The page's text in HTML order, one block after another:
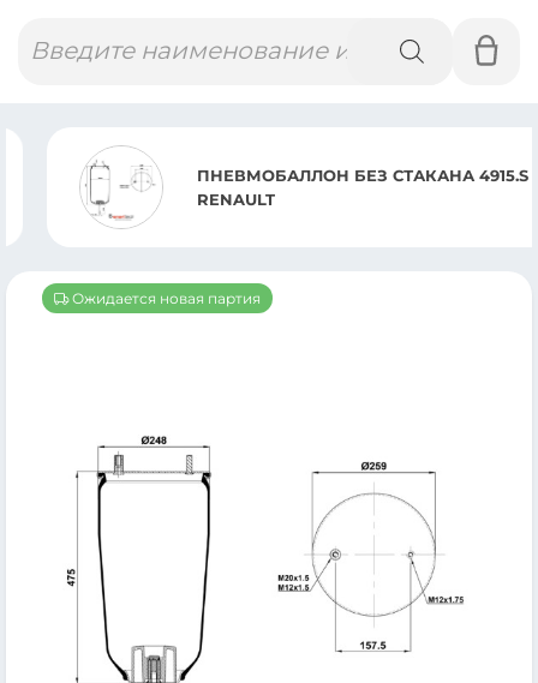
товаров
ПНЕВМОБАЛЛОН БЕЗ СТАКАНА 4915.S
RENAULT
Ожидается новая партия